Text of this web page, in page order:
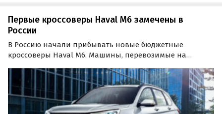
Первые кроссоверы Haval M6 замечены в
России
В Россию начали прибывать новые бюджетные
кроссоверы Haval M6. Машины, перевозимые на
районе Тёплого Стана, пишут «Китайские автомобили».